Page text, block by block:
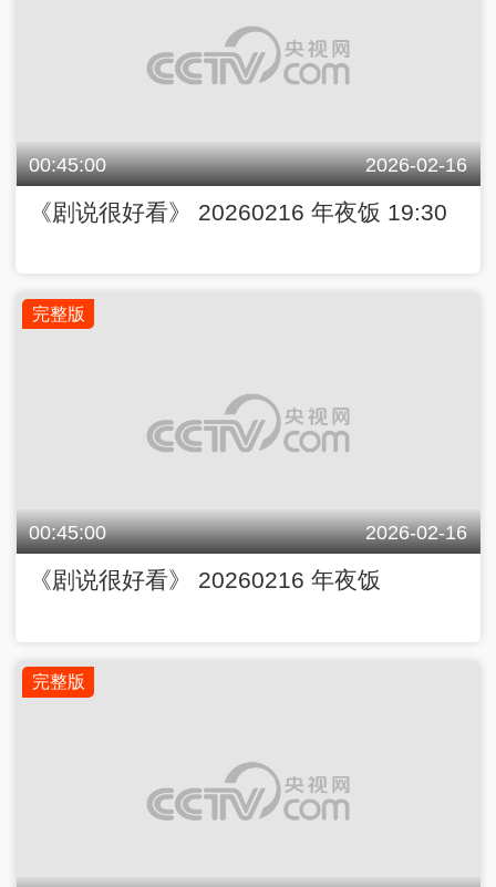
00:45:00 2026-02-16
《剧说很好看》 20260216 年夜饭 19:30
完整版
00:45:00 2026-02-16
《剧说很好看》 20260216 年夜饭
完整版